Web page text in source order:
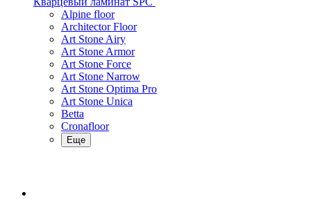
Alpine floor
Architector Floor
Art Stone Airy
Art Stone Armor
Art Stone Force
Art Stone Narrow
Art Stone Optima Pro
Art Stone Unica
Betta
Cronafloor
Еще